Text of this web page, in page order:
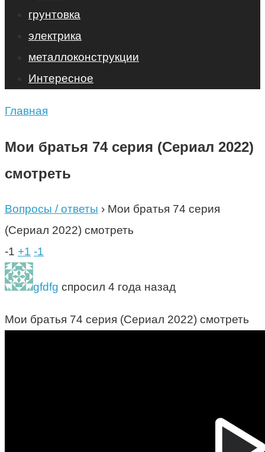
грунтовка
электрика
металлоконструкции
Интересное
Главная
Мои братья 74 серия (Сериал 2022)
смотреть
Вопросы / ответы › Мои братья 74 серия
(Сериал 2022) смотреть
-1 +1 -1
gfdfg спросил 4 года назад
Мои братья 74 серия (Сериал 2022) смотреть